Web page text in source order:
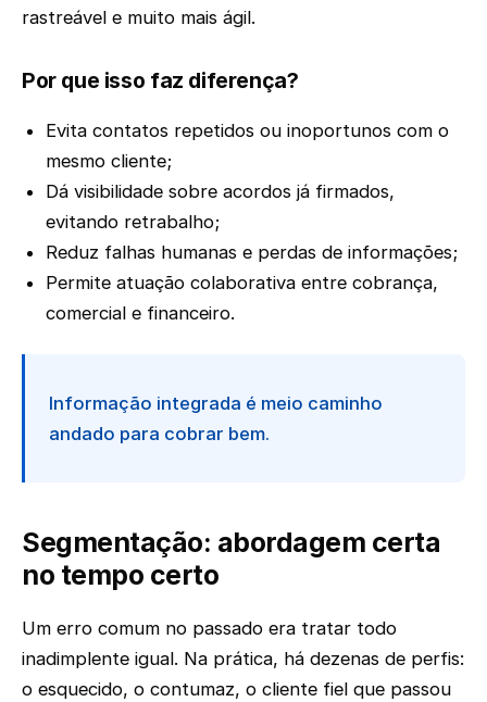
rastreável e muito mais ágil.
Por que isso faz diferença?
Evita contatos repetidos ou inoportunos com o
mesmo cliente;
Dá visibilidade sobre acordos já firmados,
evitando retrabalho;
Reduz falhas humanas e perdas de informações;
Permite atuação colaborativa entre cobrança,
comercial e financeiro.
Informação integrada é meio caminho
andado para cobrar bem.
Segmentação: abordagem certa
no tempo certo
Um erro comum no passado era tratar todo
inadimplente igual. Na prática, há dezenas de perfis:
o esquecido, o contumaz, o cliente fiel que passou